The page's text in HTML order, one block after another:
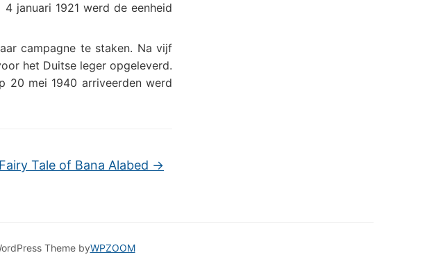
januari 1921 werd de eenheid
campagne te staken. Na vijf
het Duitse leger opgeleverd.
20 mei 1940 arriveerden werd
Tale of Bana Alabed →
Theme byWPZOOM